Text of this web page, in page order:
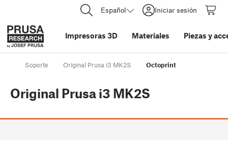
Español Iniciar sesión
Impresoras 3D Materiales Piezas y
Soporte Original Prusa i3 MK2S Octoprint
Original Prusa i3 MK2S